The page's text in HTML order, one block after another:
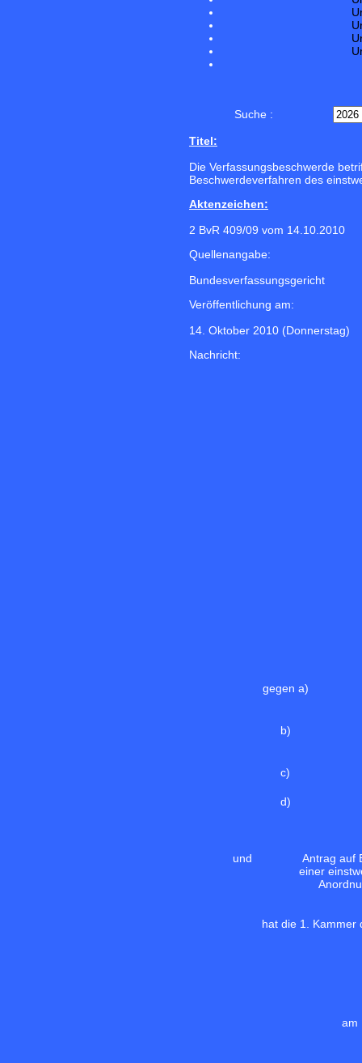
Suche :
Titel:
Die Verfassungsbeschwerde
Beschwerdeverfahren des
Aktenzeichen:
2 BvR 409/09 vom 14.10.2010
Quellenangabe:
Bundesverfassungsgericht
Veröffentlichung am:
14. Oktober 2010 (Donnerstag)
Nachricht:
gegen a)
b)
c)
d)
und
Antrag auf
einer
hat die 1. Kammer
am